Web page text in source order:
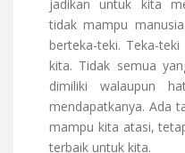
jadikan untuk kita
tidak mampu
berteka-teki. Teka-
kita. Tidak semua
dimiliki walaupun
mendapatkanya. Ada
mampu kita atasi,
terbaik untuk kita.